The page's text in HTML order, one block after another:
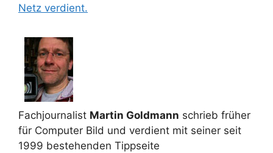
Netz verdient.
Fachjournalist Martin Goldmann schrieb früher
für Computer Bild und verdient mit seiner seit
1999 bestehenden Tippseite